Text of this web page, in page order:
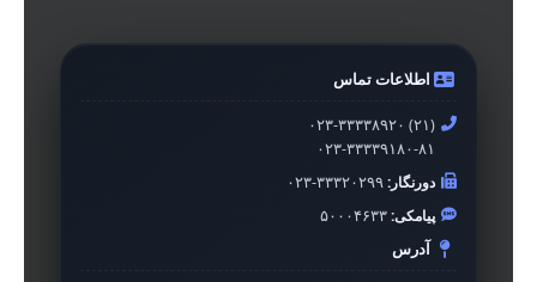
اطلاعات تماس
۰۲۳-۳۳۳۳۸۹۲۰ (۲۱)
۰۲۳-۳۳۳۳۹۱۸۰-۸۱
دورنگار:۰۲۳-۳۳۳۲۰۲۹۹
پیامکی:۵۰۰۰۴۶۳۳
آدرس